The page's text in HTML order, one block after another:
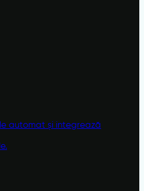
automat și integrează